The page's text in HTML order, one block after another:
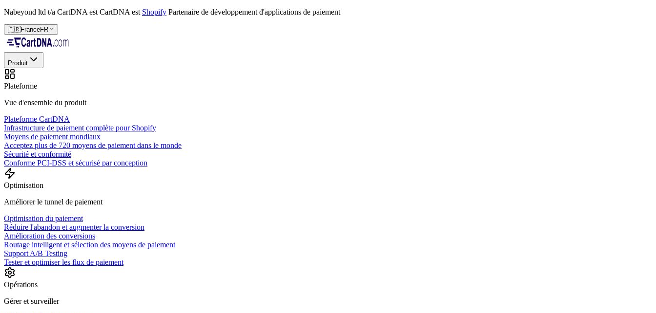
Nabeyond ltd t/a CartDNA est CartDNA est Shopify Partenaire de développement d'applications de paiement
🇫🇷FranceFR
Produit
Plateforme
Vue d'ensemble du produit
Plateforme CartDNA
Infrastructure de paiement complète pour Shopify
Moyens de paiement mondiaux
Acceptez plus de 720 moyens de paiement dans le monde
Sécurité et conformité
Conforme PCI-DSS et sécurisé par conception
Optimisation
Améliorer le tunnel de paiement
Optimisation du paiement
Réduire l'abandon et augmenter la conversion
Amélioration des conversions
Routage intelligent et sélection des moyens de paiement
Support A/B Testing
Tester et optimiser les flux de paiement
Opérations
Gérer et surveiller